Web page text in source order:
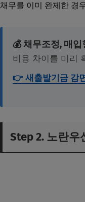
채무를 이미 완제한 경
💰 채무조정, 매
비용 차이를 미리
👉 새출발기금 감
Step 2. 노란우